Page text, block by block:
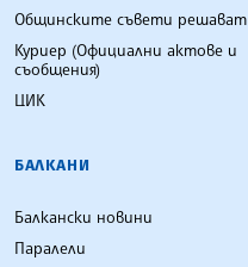
Общинските съвети решават
Куриер (Официални актове и
съобщения)
ЦИК
БАЛКАНИ
Балкански новини
Паралели